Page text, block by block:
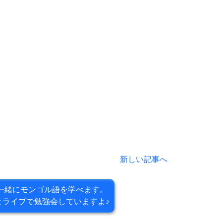
新しい記事へ
緒にモンゴル語を学べます。
ライブで勉強会していますよ♪